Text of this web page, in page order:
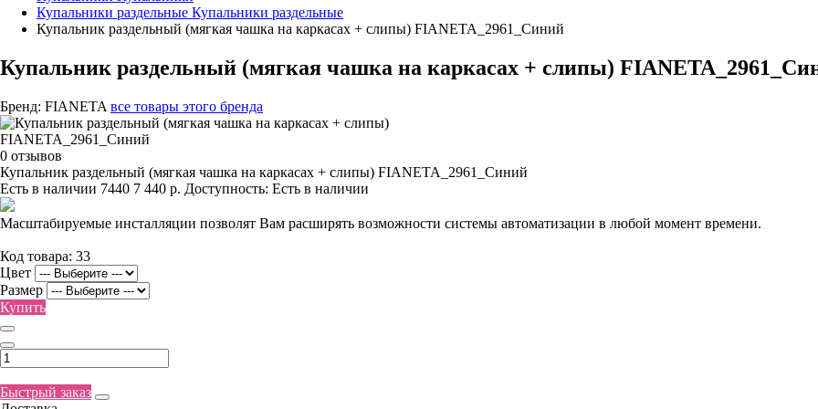
Купальники раздельные Купальники раздельные
Купальник раздельный (мягкая чашка на каркасах + слипы) FIANETA_2961_Синий
Купальник раздельный (мягкая чашка на каркасах + слипы)
Бренд: FIANETA все товары этого бренда
0 отзывов
Купальник раздельный (мягкая чашка на каркасах + слипы) FIANETA_2961_Синий
Есть в наличии 7440 7 440 р. Доступность: Есть в наличии
Масштабируемые инсталляции позволят Вам расширять возможности системы автоматизации в любой момент времени.
Код товара: 33
Цвет
Размер
Купить
Быстрый заказ